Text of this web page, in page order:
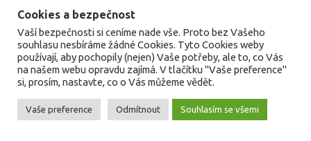
Cookies a bezpečnost
Vaší bezpečnosti si ceníme nade vše. Proto bez Vašeho
souhlasu nesbíráme žádné Cookies. Tyto Cookies weby
používají, aby pochopily (nejen) Vaše potřeby, ale to, co Vás
na našem webu opravdu zajímá. V tlačítku "Vaše preference"
si, prosím, nastavte, co o Vás můžeme vědět.
Vaše preference Odmítnout Souhlasím se všemi